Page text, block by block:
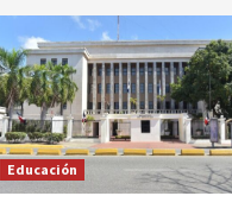
Educación